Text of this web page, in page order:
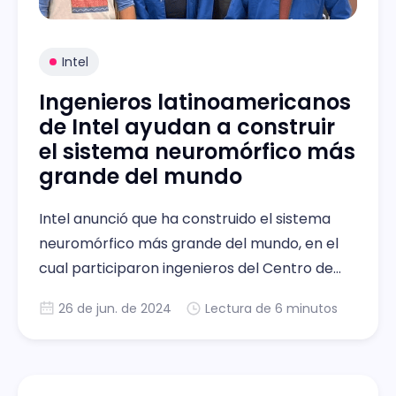
Intel
Ingenieros latinoamericanos
de Intel ayudan a construir
el sistema neuromórfico más
grande del mundo
Intel anunció que ha construido el sistema
neuromórfico más grande del mundo, en el
cual participaron ingenieros del Centro de
(GDC por sus siglas en inglés).
26 de jun. de 2024 Lectura de 6 minutos